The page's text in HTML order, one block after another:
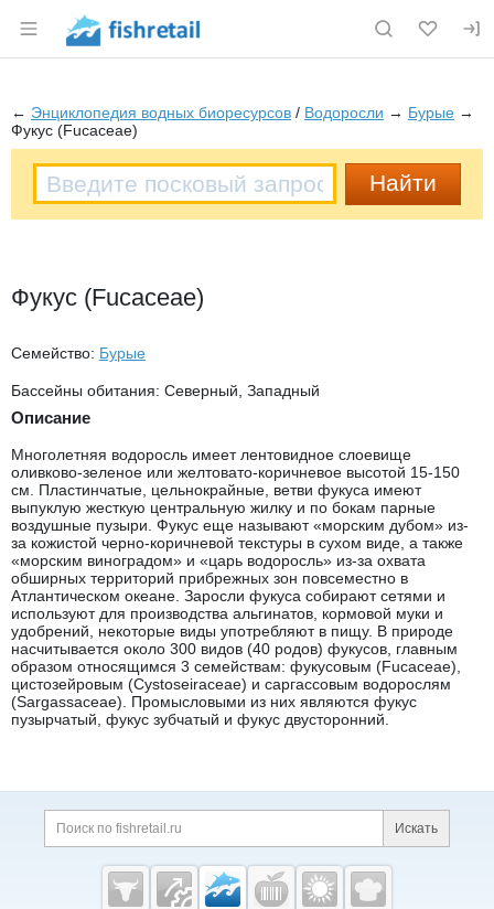
Раздел навигации по сайту fishretail.ru
← Энциклопедия водных биоресурсов / Водоросли → Бурые →
Фукус (Fucaceae)
Фукус (Fucaceae)
Семейство: Бурые
Бассейны обитания: Северный, Западный
Описание
Многолетняя водоросль имеет лентовидное слоевище
оливково-зеленое или желтовато-коричневое высотой 15-150
см. Пластинчатые, цельнокрайные, ветви фукуса имеют
выпуклую жесткую центральную жилку и по бокам парные
воздушные пузыри. Фукус еще называют «морским дубом» из-
за кожистой черно-коричневой текстуры в сухом виде, а также
«морским виноградом» и «царь водоросль» из-за охвата
обширных территорий прибрежных зон повсеместно в
Атлантическом океане. Заросли фукуса собирают сетями и
используют для производства альгинатов, кормовой муки и
удобрений, некоторые виды употребляют в пищу. В природе
насчитывается около 300 видов (40 родов) фукусов, главным
образом относящимся 3 семействам: фукусовым (Fucaceae),
цистозейровым (Cystoseiraceae) и саргассовым водорослям
(Sargassaceae). Промысловыми из них являются фукус
пузырчатый, фукус зубчатый и фукус двусторонний.
Дополнительная информация
Поиск по сайту и
Искать
Cсылки на полезные проекты